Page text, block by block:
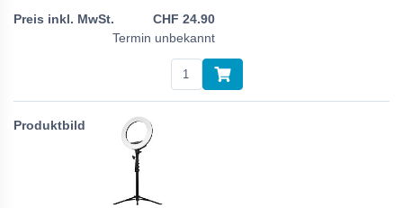
CHF 24.90
Termin unbekannt